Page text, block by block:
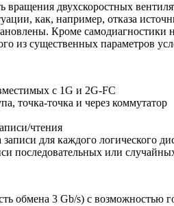
двухскоростных
как, например, отказа
Кроме самодиагностики
из существенных параметров
с 1G и 2G-FC
точка-точка и через коммутатор
чтения
для каждого логического
последовательных или
обмена 3 Gb/s) с возможностью